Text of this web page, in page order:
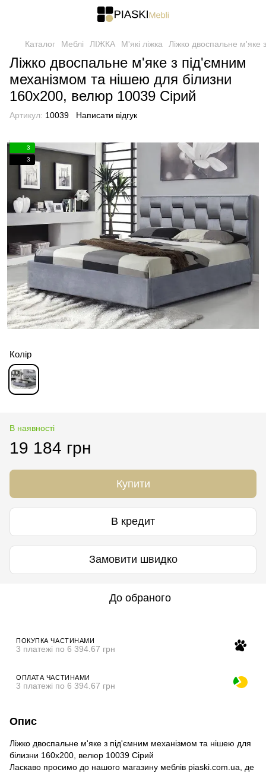
Каталог Меблі ЛІЖКА М'які ліжка Ліжко двоспальне м'яке
Ліжко двоспальне м'яке з під'ємним
механізмом та нішею для білизни
160х200, велюр 10039 Сірий
Артикул: 10039 Написати відгук
3
3
Колір
В наявності
19 184 грн
Купити
В кредит
Замовити швидко
До обраного
ПОКУПКА ЧАСТИНАМИ
3 платежі по 6 394.67 грн
ОПЛАТА ЧАСТИНАМИ
3 платежі по 6 394.67 грн
Опис
Ліжко двоспальне м'яке з під'ємним механізмом та нішею для
білизни 160х200, велюр 10039 Сірий
Ласкаво просимо до нашого магазину меблів piaski.com.ua, де